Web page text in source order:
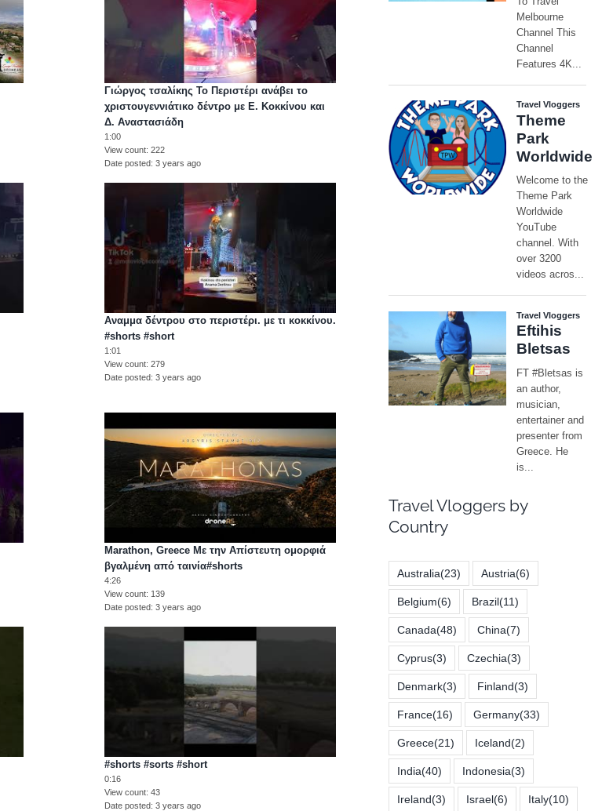
Γιώργος τσαλίκης Το Περιστέρι ανάβει το
χριστουγεννιάτικο δέντρο με Ε. Κοκκίνου και
Δ. Αναστασιάδη
1:00
View count 222
Date posted 3 years ago
Αναμμα δέντρου στο περιστέρι. με τι κοκκίνου.
#shorts #short
1:01
View count 279
Date posted 3 years ago
Marathon, Greece Με την Απίστευτη ομορφιά
βγαλμένη από ταινία#shorts
4:26
View count 139
Date posted 3 years ago
#shorts #sorts #short
0:16
View count 43
Date posted 3 years ago
Travel Vloggers by
Country
Australia(23) Austria(6)
Belgium(6) Brazil(11)
Canada(48) China(7)
Cyprus(3) Czechia(3)
Denmark(3) Finland(3)
France(16) Germany(33)
Greece(21) Iceland(2)
India(40) Indonesia(3)
Ireland(3) Israel(6) Italy(10)